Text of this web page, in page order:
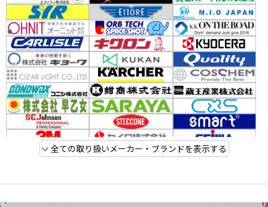
全ての取り扱いメーカー・ブランドを表示する